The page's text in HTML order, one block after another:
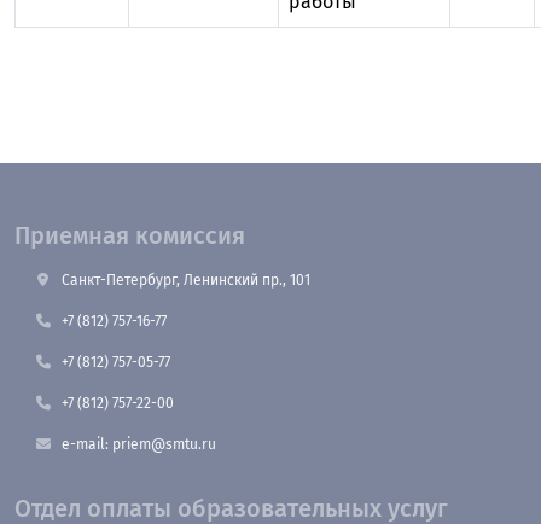
Приемная комиссия
Санкт-Петербург, Ленинский пр., 101
+7 (812) 757-16-77
+7 (812) 757-05-77
+7 (812) 757-22-00
e-mail: priem@smtu.ru
Отдел оплаты образовательных услуг